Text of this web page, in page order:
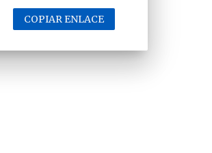
COPIAR ENLACE